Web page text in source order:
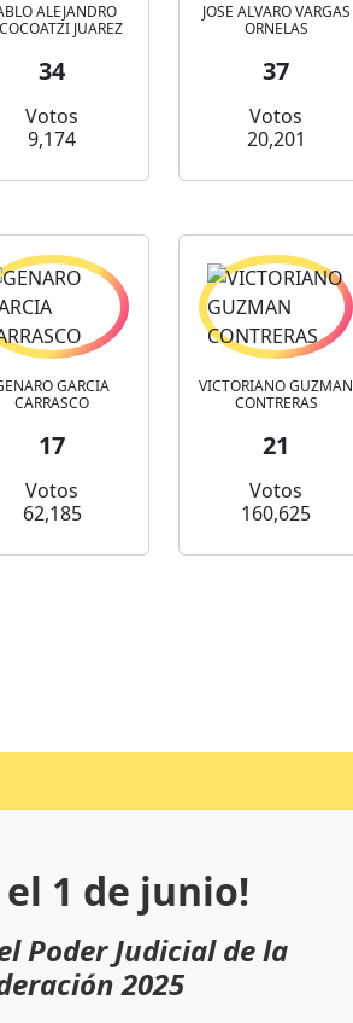
ALEJANDRO
JUAREZ
34
Votos
9,174
JOSE ALVARO VARGAS
ORNELAS
37
Votos
20,201
GARCIA
CARRASCO
17
Votos
62,185
VICTORIANO GUZMAN
CONTRERAS
21
Votos
160,625
el 1 de junio!
Poder Judicial de la
2025